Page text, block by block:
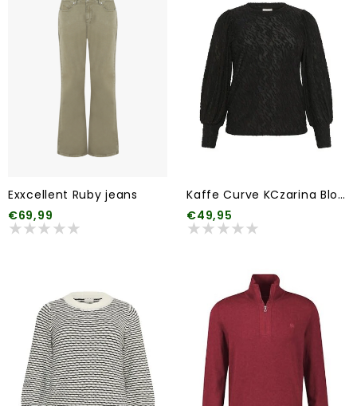
Exxcellent Ruby jeans
€69,99
Kaffe Curve KCzarina Blouse
€49,95